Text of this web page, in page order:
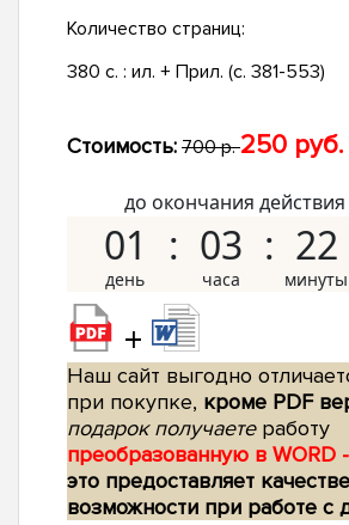
Количество страниц:
380 с. : ил. + Прил. (c. 381-553)
Стоимость: 700 р.250 руб.
до окончания действия
01 03 22
+
Наш сайт выгодно
при покупке, кроме PDF
подарок получаетеработу
преобразованную в WORD
это предоставляет
возможности при работе с